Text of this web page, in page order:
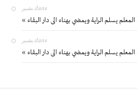
بشير dans
يسلم الراية ويمضي بهناء الى دار البقاء
بشير dans
يسلم الراية ويمضي بهناء الى دار البقاء